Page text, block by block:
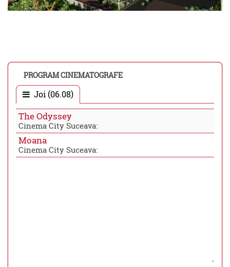
PROGRAM CINEMATOGRAFE
Joi (06.08)
The Odyssey
Cinema City Suceava:
Moana
Cinema City Suceava: